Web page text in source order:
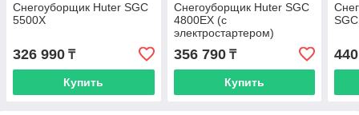
Снегоуборщик Huter SGC
5500Х
326 990 ₸
Купить
Снегоуборщик Huter SGC
4800EX (с
электростартером)
356 790₸
Купить